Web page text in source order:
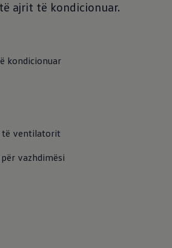
ajrit të kondicionuar.
kondicionuar
të ventilatorit
vazhdimësi